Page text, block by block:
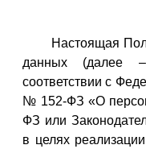
Настоящая
данных (далее
соответствии с
№ 152-ФЗ «О
ФЗ или
в целях